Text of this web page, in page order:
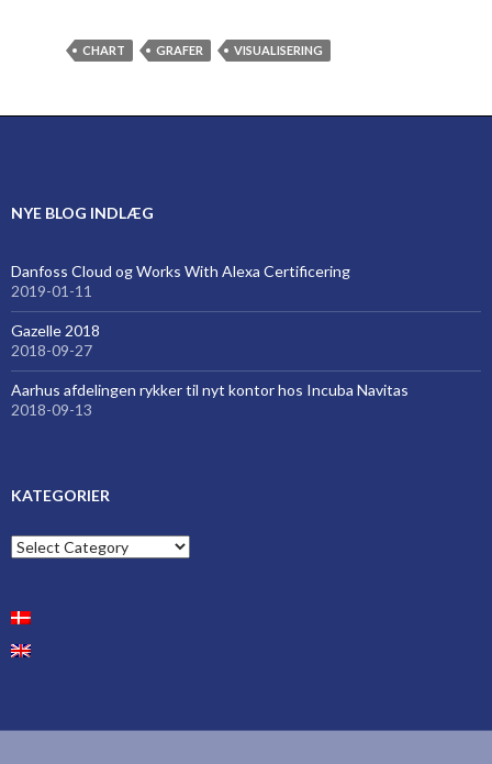
CHART GRAFER VISUALISERING
NYE BLOG INDLÆG
Danfoss Cloud og Works With Alexa Certificering
2019-01-11
Gazelle 2018
2018-09-27
Aarhus afdelingen rykker til nyt kontor hos Incuba Navitas
2018-09-13
KATEGORIER
Kategorier